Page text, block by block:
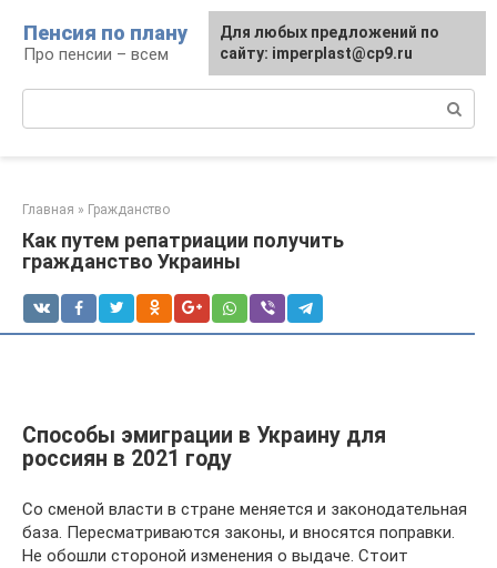
контенту
Пенсия по плану
Про пенсии – всем
Главная » Гражданство
Как путем репатриации получить
гражданство Украины
Способы эмиграции в Украину для
россиян в 2021 году
Со сменой власти в стране меняется и законодательная
база. Пересматриваются законы, и вносятся поправки.
Не обошли стороной изменения о выдаче. Стоит
Для любых предложений по
сайту: imperplast@cp9.ru